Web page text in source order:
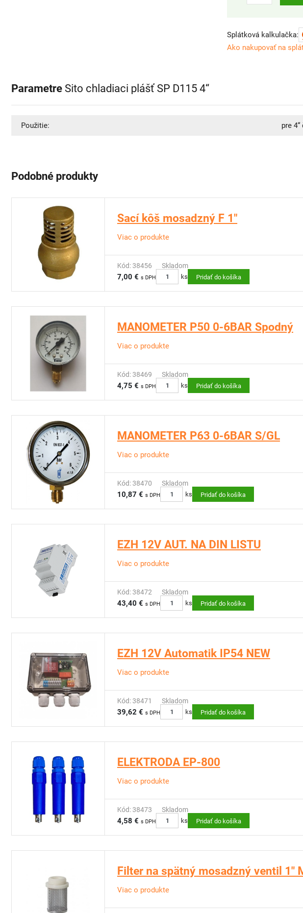
Splátková kalkulačka:
Ako nakupovať na
Parametre Sito chladiaci plášť SP D115 4“
Použitie: pre
Podobné produkty
Sací kôš mosadzný F 1"
Viac o produkte
Kód: 38456 Skladom
7,00 € s DPH ks Pridať do košíka
MANOMETER P50 0-6BAR Spodný
Viac o produkte
Kód: 38469 Skladom
4,75 € s DPH ks Pridať do košíka
MANOMETER P63 0-6BAR S/GL
Viac o produkte
Kód: 38470 Skladom
10,87 € s DPH ks Pridať do košíka
EZH 12V AUT. NA DIN LISTU
Viac o produkte
Kód: 38472 Skladom
43,40 € s DPH ks Pridať do košíka
EZH 12V Automatik IP54 NEW
Viac o produkte
Kód: 38471 Skladom
39,62 € s DPH ks Pridať do košíka
ELEKTRODA EP-800
Viac o produkte
Kód: 38473 Skladom
4,58 € s DPH ks Pridať do košíka
Filter na spätný mosadzný ventil 1"
Viac o produkte